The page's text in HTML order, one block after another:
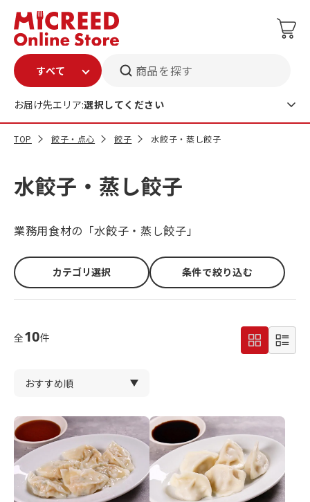
商品を探す
お届け先エリア:選択してください
TOP 餃子・点心 餃子 水餃子・蒸し餃子
水餃子・蒸し餃子
業務用食材の「水餃子・蒸し餃子」
カテゴリ選択 条件で絞り込む
全10件